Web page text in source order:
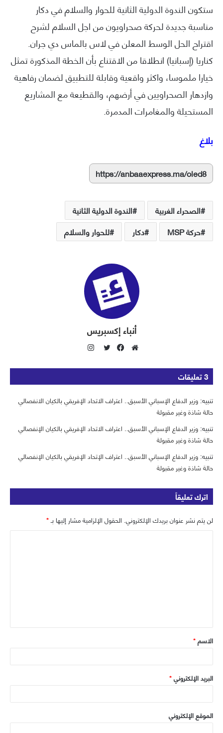
ستكون الندوة الدولية الثانية للحوار والسلام في دكار
مناسبة جديدة لحركة صحراويون من اجل السلام لشرح
اقتراح الحل الوسط المعلن في لاس بالماس دي جران.
كناريا (إسبانيا) انطلاقا من الاقتناع بأن الخطة المذكورة تمثل
خيارا ملموسا، واكثر واقعية وقابلة للتطبيق لضمان رفاهية
وازدهار الصحراويين في أرضهم، والقطيعة مع المشاريع
المستحيلة والمغامرات المدمرة.
بلاغ
https://anbaaexpress.ma/oled8
الصحراء الغربية
الندوة الدولية الثانية
حركة MSP
دكار للحوار والسلام
أنباء إكسبريس
و
ق
ع
ا
و
ب
ي
س
ب
و
و
ي
ت
ر
س
ت
ق
ر
م
‫3 تعليقات
تنبيه: وزير الدفاع الإسباني الأسبق.. اعتراف الاتحاد الإفريقي بالكيان الانفصالي
حالة شاذة وغير مقبولة
تنبيه: وزير الدفاع الإسباني الأسبق.. اعتراف الاتحاد الإفريقي بالكيان الإنفصالي
حالة شاذة وغير مقبولة
تنبيه: وزير الدفاع الإسباني الأسبق.. اعتراف الإتحاد الإفريقي بالكيان الإنفصالي
حالة شاذة وغير مقبولة
اترك تعليقاً
لن يتم نشر عنوان بريدك الإلكتروني. الحقول الإلزامية مشار إليها بـ*
ق
*
الاسم*
البريد الإلكتروني*
الموقع الإلكتروني